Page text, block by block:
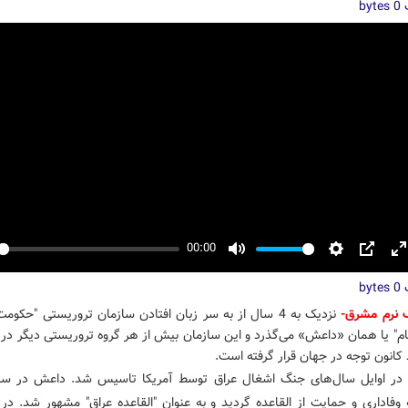
0 bytes
00:00
0 bytes
نرم مشرق-
نزدیک به 4 سال از به سر زبان افتادن سازمان تروریستی
یا همان «داعش» می‌گذرد و این سازمان بیش از هر گروه تروریستی دیگر
کانون توجه در جهان قرار گرفته است.